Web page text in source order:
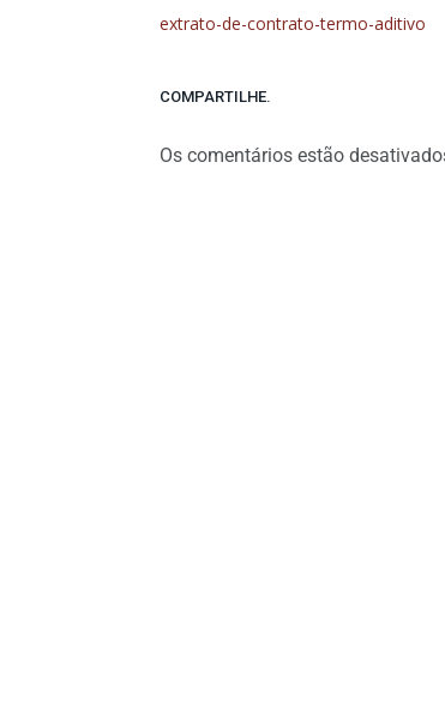
extrato-de-contrato-termo-aditivo
COMPARTILHE.
Os comentários estão